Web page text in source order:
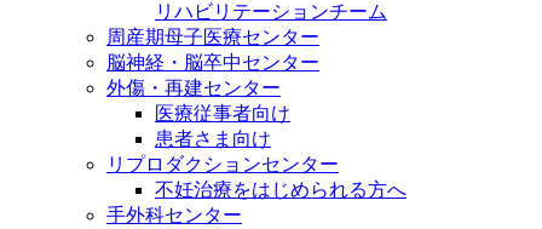
リハビリテーションチーム
周産期母子医療センター
脳神経・脳卒中センター
外傷・再建センター
医療従事者向け
患者さま向け
リプロダクションセンター
不妊治療をはじめられる方へ
手外科センター